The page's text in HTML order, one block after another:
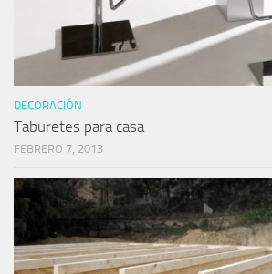
DECORACIÓN
Taburetes para casa
FEBRERO 7, 2013